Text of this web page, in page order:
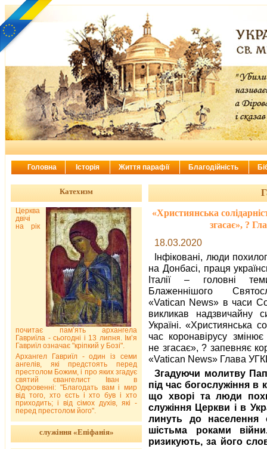
«Християнська
згасає», ?
18.03.2020
Інфіковані, люди
на Донбасі, праця
Італії – головні
Блаженнішого
«Vatican News» в часи
викликав надзвичайну
Україні. «Християнська
час коронавірусу
не згасає», ? запевняє
«Vatican News» Глава
Згадуючи молитву
під час богослужіння в
що хворі та люди
служіння Церкви і в
линуть до населення
шістьма роками
ризикують, за його
Катехизм
Церква
двічі
на рік
почитає пам’ять архангела
Гавриїла - сьогодні і 13 липня. Ім’я
Гавриїл означає "кріпкий у Бозі".
Архангел Гавриїл - один із семи
ангелів, які предстоять перед
престолом Божим, і про яких згадує
святий євангелист Іван в
Одкровенні: "Благодать вам і мир
від того, хто єсть і хто був і хто
приходить; і від сімох духів, які -
перед престолом його".
служіння «Епіфанія»
Головна Історія Життя парафії Благодійність